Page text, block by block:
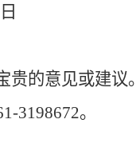
日
的意见或建议。
3198672。